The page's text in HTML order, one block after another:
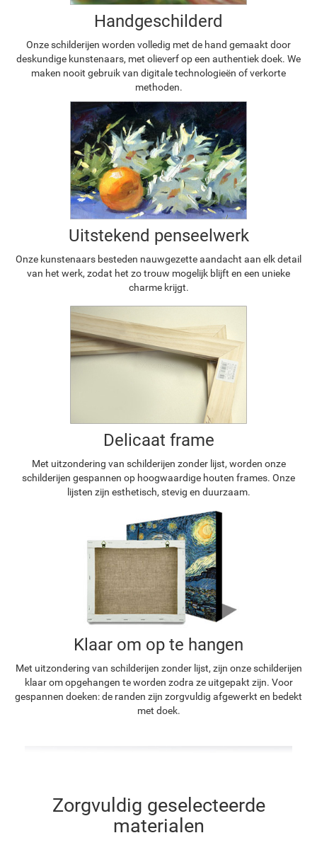
Handgeschilderd
Onze schilderijen worden volledig met de hand gemaakt door
deskundige kunstenaars, met olieverf op een authentiek doek. We
maken nooit gebruik van digitale technologieën of verkorte
methoden.
Uitstekend penseelwerk
Onze kunstenaars besteden nauwgezette aandacht aan elk detail
van het werk, zodat het zo trouw mogelijk blijft en een unieke
charme krijgt.
Delicaat frame
Met uitzondering van schilderijen zonder lijst, worden onze
schilderijen gespannen op hoogwaardige houten frames. Onze
lijsten zijn esthetisch, stevig en duurzaam.
Klaar om op te hangen
Met uitzondering van schilderijen zonder lijst, zijn onze schilderijen
klaar om opgehangen te worden zodra ze uitgepakt zijn. Voor
gespannen doeken: de randen zijn zorgvuldig afgewerkt en bedekt
met doek.
Zorgvuldig geselecteerde
materialen